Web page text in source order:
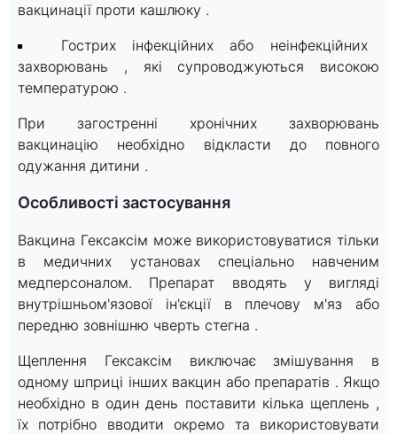
вакцинації проти кашлюку .
Гострих інфекційних або неінфекційних
захворювань , які супроводжуються високою
температурою .
При загостренні хронічних захворювань
вакцинацію необхідно відкласти до повного
одужання дитини .
Особливості застосування
Вакцина Гексаксім може використовуватися тільки
в медичних установах спеціально навченим
медперсоналом. Препарат вводять у вигляді
внутрішньом'язової ін'єкції в плечову м'яз або
передню зовнішню чверть стегна .
Щеплення Гексаксім виключає змішування в
одному шприці інших вакцин або препаратів . Якщо
необхідно в один день поставити кілька щеплень ,
їх потрібно вводити окремо та використовувати